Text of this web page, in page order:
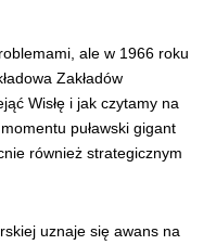
ale w 1966 roku
Zakładów
Wisłę i jak czytamy na
puławski gigant
również strategicznym
uznaje się awans na